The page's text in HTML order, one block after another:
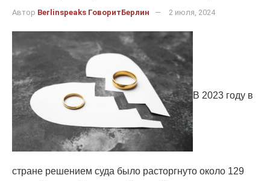
Автор Berlinspeaks ГоворитБерлин 2 июля, 2024
В 2023 году в
стране решением суда было расторгнуто около 129